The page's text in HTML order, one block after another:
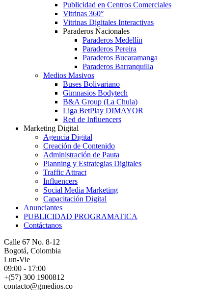
Publicidad en Centros Comerciales
Vitrinas 360°
Vitrinas Digitales Interactivas
Paraderos Nacionales
Paraderos Medellín
Paraderos Pereira
Paraderos Bucaramanga
Paraderos Barranquilla
Medios Masivos
Buses Bolivariano
Gimnasios Bodytech
B&A Group (La Chula)
Liga BetPlay DIMAYOR
Red de Influencers
Marketing Digital
Agencia Digital
Creación de Contenido
Administración de Pauta
Planning y Estrategias Digitales
Traffic Attract
Influencers
Social Media Marketing
Capacitación Digital
Anunciantes
PUBLICIDAD PROGRAMATICA
Contáctanos
Calle 67 No. 8-12
Bogotá, Colombia
Lun-Vie
09:00 - 17:00
+(57) 300 1900812
contacto@gmedios.co